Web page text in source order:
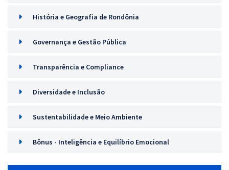
História e Geografia de Rondônia
Governança e Gestão Pública
Transparência e Compliance
Diversidade e Inclusão
Sustentabilidade e Meio Ambiente
Bônus - Inteligência e Equilíbrio Emocional